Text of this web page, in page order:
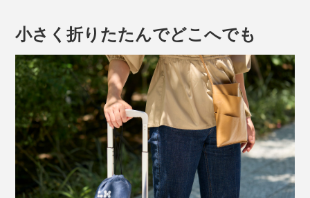
1. 本品を腰に装着
小さく折りたたんでどこへでも